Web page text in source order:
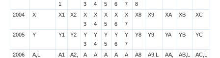
1
3
4
5
6
7
8
2004 X X1 X2
X
3
X
4
X
5
X
6
X
7
X8 X9 XA XB XC
2005 Y Y1 Y2
Y
3
Y
4
Y
5
Y
6
Y
7
Y8 Y9 YA YB YC
2006 A,L
A1
A2,
A
A
A
A
A
A8
A9,L
AA,
AB,L
AC,L